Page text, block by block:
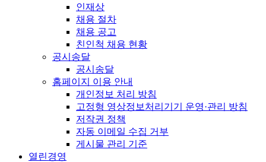
인재상
채용 절차
채용 공고
친인척 채용 현황
공시송달
공시송달
홈페이지 이용 안내
개인정보 처리 방침
고정형 영상정보처리기기 운영·관리 방침
저작권 정책
자동 이메일 수집 거부
게시물 관리 기준
열린경영